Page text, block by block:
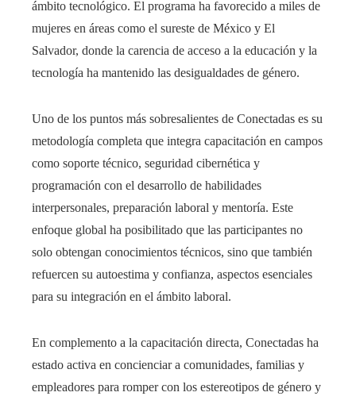
ámbito tecnológico. El programa ha favorecido a miles de
mujeres en áreas como el sureste de México y El
Salvador, donde la carencia de acceso a la educación y la
tecnología ha mantenido las desigualdades de género.
Uno de los puntos más sobresalientes de Conectadas es su
metodología completa que integra capacitación en campos
como soporte técnico, seguridad cibernética y
programación con el desarrollo de habilidades
interpersonales, preparación laboral y mentoría. Este
enfoque global ha posibilitado que las participantes no
solo obtengan conocimientos técnicos, sino que también
refuercen su autoestima y confianza, aspectos esenciales
para su integración en el ámbito laboral.
En complemento a la capacitación directa, Conectadas ha
estado activa en concienciar a comunidades, familias y
empleadores para romper con los estereotipos de género y